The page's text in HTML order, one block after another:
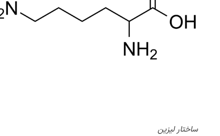
ساختار لیزین